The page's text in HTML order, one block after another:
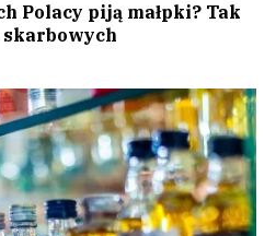
Polacy piją małpki? Tak
skarbowych